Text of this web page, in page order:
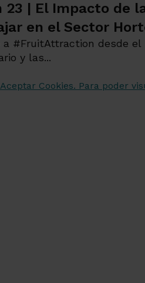
| El Impacto de
en el Sector
#FruitAttraction desde el
y las...